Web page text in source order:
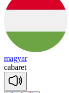
magyar
cabaret